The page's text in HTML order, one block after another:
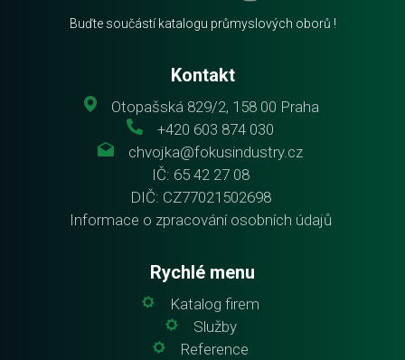
Buďte součástí katalogu průmyslových oborů !
Kontakt
Otopašská 829/2, 158 00 Praha
+420 603 874 030
chvojka@fokusindustry.cz
IČ: 65 42 27 08
DIČ: CZ77021502698
Informace o zpracování osobních údajů
Rychlé menu
Katalog firem
Služby
Reference